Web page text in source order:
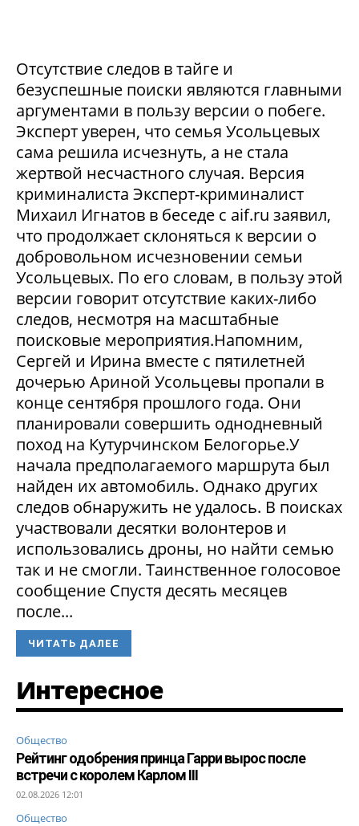
Отсутствие следов в тайге и
безуспешные поиски являются главными
аргументами в пользу версии о побеге.
Эксперт уверен, что семья Усольцевых
сама решила исчезнуть, а не стала
жертвой несчастного случая. Версия
криминалиста Эксперт-криминалист
Михаил Игнатов в беседе с aif.ru заявил,
что продолжает склоняться к версии о
добровольном исчезновении семьи
Усольцевых. По его словам, в пользу этой
версии говорит отсутствие каких-либо
следов, несмотря на масштабные
поисковые мероприятия.Напомним,
Сергей и Ирина вместе с пятилетней
дочерью Ариной Усольцевы пропали в
конце сентября прошлого года. Они
планировали совершить однодневный
поход на Кутурчинском Белогорье.У
начала предполагаемого маршрута был
найден их автомобиль. Однако других
следов обнаружить не удалось. В поисках
участвовали десятки волонтеров и
использовались дроны, но найти семью
так и не смогли. Таинственное голосовое
сообщение Спустя десять месяцев
после...
ЧИТАТЬ ДАЛЕЕ
Интересное
Общество
Рейтинг одобрения принца Гарри вырос после
встречи с королем Карлом III
02.08.2026 12:01
Общество